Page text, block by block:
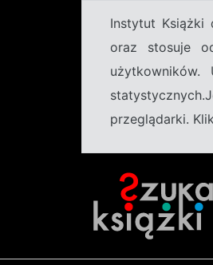
Instytut Książki
oraz stosuje
przeglądarki.